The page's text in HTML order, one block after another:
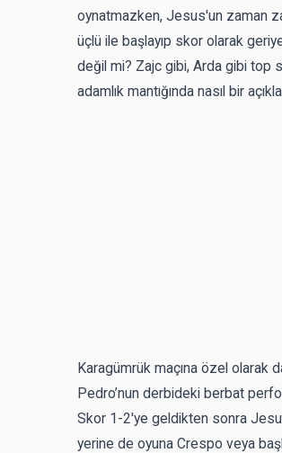
oynatmazken, Jesus'un zaman
üçlü ile başlayıp skor olarak
değil mi? Zajc gibi, Arda gibi top
adamlık mantığında nasıl bir
Karagümrük maçına özel olarak
Pedro’nun derbideki berbat
Skor 1-2'ye geldikten sonra
yerine de oyuna Crespo veya